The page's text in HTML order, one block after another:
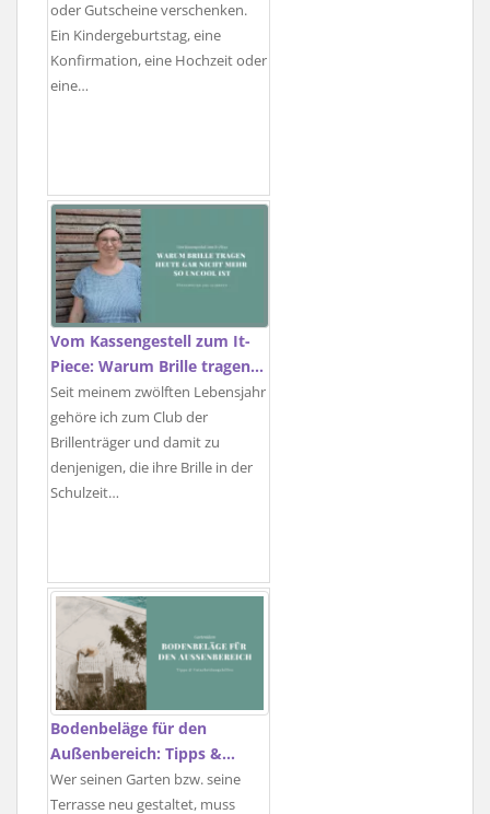
oder Gutscheine verschenken.
Ein Kindergeburtstag, eine
Konfirmation, eine Hochzeit oder
eine…
Vom Kassengestell zum It-
Piece: Warum Brille tragen…
Seit meinem zwölften Lebensjahr
gehöre ich zum Club der
Brillenträger und damit zu
denjenigen, die ihre Brille in der
Schulzeit…
Bodenbeläge für den
Außenbereich: Tipps &…
Wer seinen Garten bzw. seine
Terrasse neu gestaltet, muss